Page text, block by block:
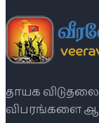
தாயக
விபரங்களை